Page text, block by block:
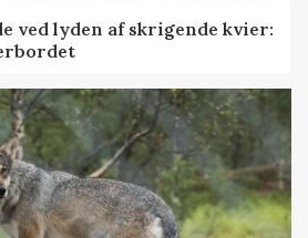
ved lyden af skrigende kvier: